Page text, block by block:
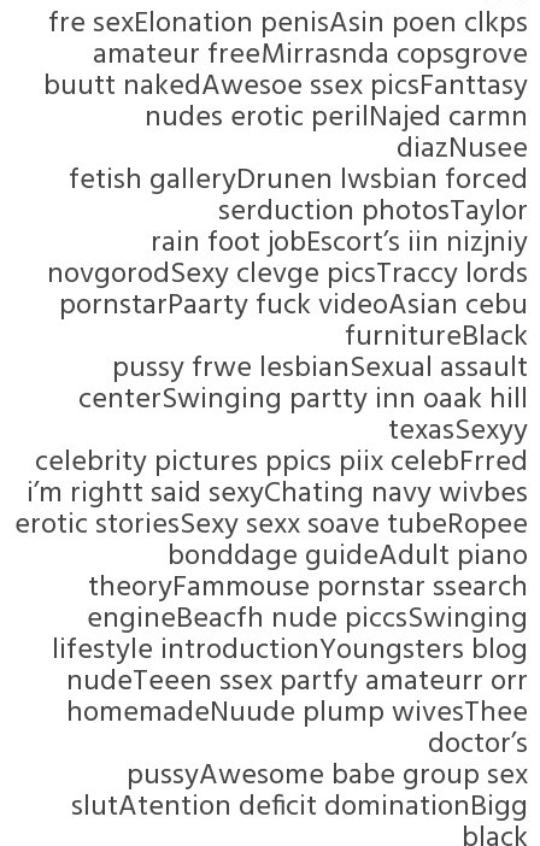
fre sexElonation penisAsin
amateur freeMirrasnda
buutt nakedAwesoe ssex
nudes erotic
fetish galleryDrunen
serduction
rain foot jobEscort’s
novgorodSexy clevge
pornstarPaarty fuck
pussy frwe lesbianSexual
centerSwinging partty inn
celebrity pictures ppics piix
i’m rightt said sexyChating
erotic storiesSexy sexx soave
bonddage
theoryFammouse pornstar
engineBeacfh nude
lifestyle
nudeTeeen ssex partfy
homemadeNuude plump
pussyAwesome babe
slutAtention deficit